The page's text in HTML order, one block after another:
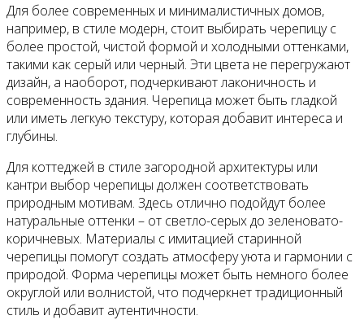
Для более современных и минималистичных домов,
например, в стиле модерн, стоит выбирать черепицу с
более простой, чистой формой и холодными оттенками,
такими как серый или черный. Эти цвета не перегружают
дизайн, а наоборот, подчеркивают лаконичность и
современность здания. Черепица может быть гладкой
или иметь легкую текстуру, которая добавит интереса и
глубины.
Для коттеджей в стиле загородной архитектуры или
кантри выбор черепицы должен соответствовать
природным мотивам. Здесь отлично подойдут более
натуральные оттенки – от светло-серых до зеленовато-
коричневых. Материалы с имитацией старинной
черепицы помогут создать атмосферу уюта и гармонии с
природой. Форма черепицы может быть немного более
округлой или волнистой, что подчеркнет традиционный
стиль и добавит аутентичности.